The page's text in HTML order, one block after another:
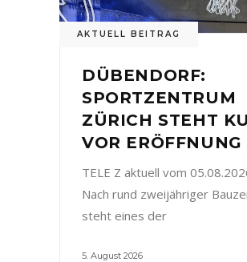
AKTUELL BEITRAG
DÜBENDORF:
SPORTZENTRUM
ZÜRICH STEHT
VOR ERÖFFNUNG
TELE Z aktuell vom
Nach rund zweijähriger
steht eines der
5. August 2026